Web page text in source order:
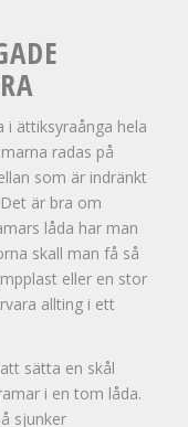
i ättiksyraånga hela
radas på
som är indränkt
är bra om
låda har man
skall man få så
eller en stor
allting i ett
sätta en skål
i en tom låda.
sjunker